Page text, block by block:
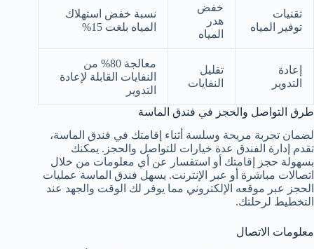
تقنيات
توفير المياه
خفض
هدر
المياه
نسبة خفض استهلاك
المياه بلغت 15%
إعادة
التدوير
تقليل
النفايات
معالجة 80% من
النفايات القابلة لإعادة
التدوير
طرق التواصل والحجز في فندق الماسة
لضمان تجربة مريحة وسلسة أثناء إقامتك في فندق الماسة،
تقدم إدارة الفندق عدة خيارات للتواصل والحجز. يمكنك
بسهولة حجز إقامتك أو استفسار عن أي معلومات من خلال
اتصالات مباشرة أو عبر الإنترنت. يسهل فندق الماسة عمليات
الحجز عبر موقعه الإلكتروني مما يوفر لك الوقت والجهد عند
التخطيط لرحلتك.
معلومات الاتصال